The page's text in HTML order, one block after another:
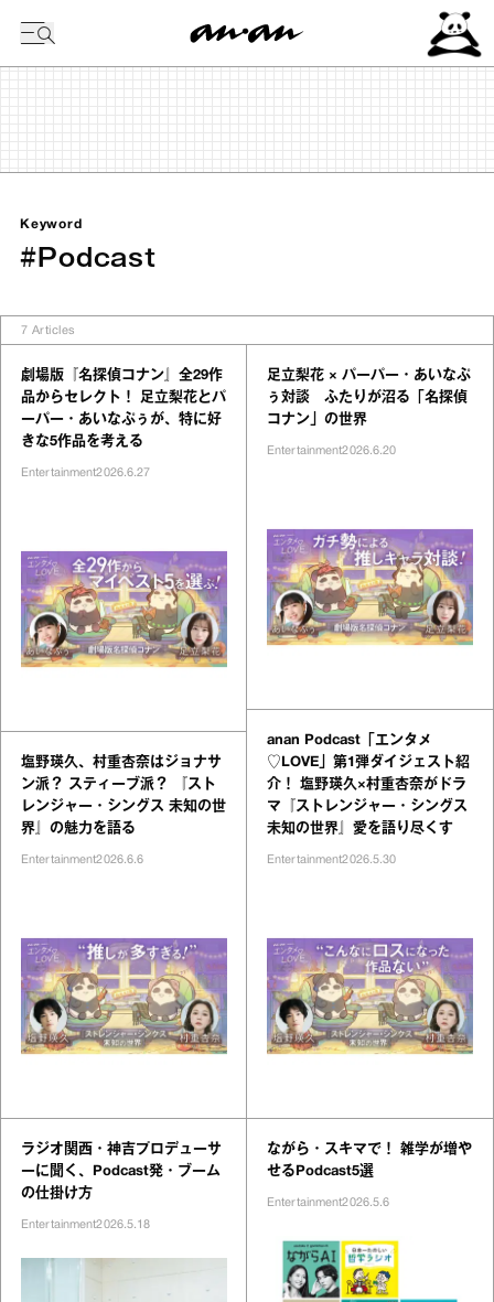
Keyword
#Podcast
7 Articles
劇場版『名探偵コナン』全29作
品からセレクト！ 足立梨花とパ
ーパー・あいなぷぅが、特に好
きな5作品を考える
Entertainment2026.6.27
塩野瑛久、村重杏奈はジョナサ
ン派？ スティーブ派？ 『スト
レンジャー・シングス 未知の世
界』の魅力を語る
Entertainment2026.6.6
ラジオ関西・神吉プロデューサ
ーに聞く、Podcast発・ブーム
の仕掛け方
Entertainment2026.5.18
足立梨花 × パーパー・あいなぷ
ぅ対談 ふたりが沼る「名探偵
コナン」の世界
Entertainment2026.6.20
anan Podcast「エンタメ
♡LOVE」第1弾ダイジェスト紹
介！ 塩野瑛久×村重杏奈がドラ
マ『ストレンジャー・シングス
未知の世界』愛を語り尽くす
Entertainment2026.5.30
ながら・スキマで！ 雑学が増や
せるPodcast5選
Entertainment2026.5.6